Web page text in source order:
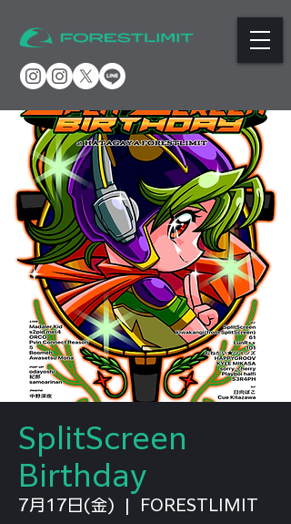
SplitScreen
Birthday
7月17日(金) FORESTLIMIT